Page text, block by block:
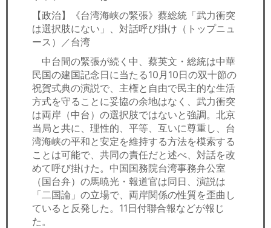
【政治】《台湾海峡の緊張》蔡総統「武力衝突
は選択肢にない」、対話呼び掛け（トップニュ
ース）／台湾
中台間の緊張が続く中、蔡英文・総統は中華
民国の建国記念日に当たる10月10日の双十節の
祝賀式典の演説で、主権と自由で民主的な生活
方式を守ることに妥協の余地はなく、武力衝突
は両岸（中台）の選択肢ではないと強調。北京
当局と共に、理性的、平等、互いに尊重し、台
湾海峡の平和と安定を維持する方法を模索する
ことは可能で、共同の責任だと述べ、対話を改
めて呼び掛けた。中国国務院台湾事務弁公室
（国台弁）の馬暁光・報道官は同日、演説は
「二国論」の立場で、両岸関係の性質を歪曲し
ていると反発した。11日付聯合報などが報じ
た。